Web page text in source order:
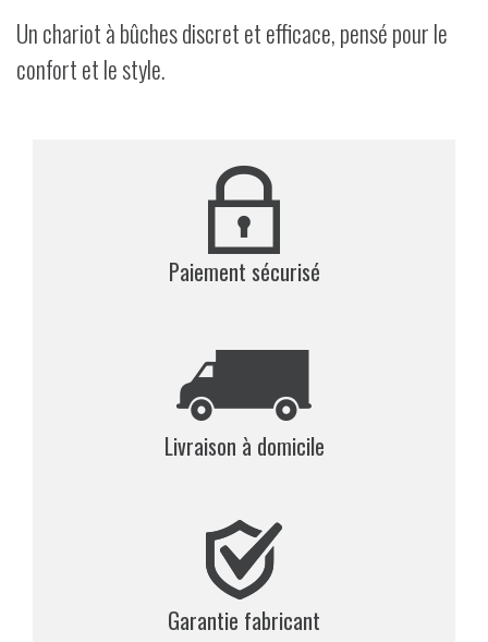
Un chariot à bûches discret et efficace, pensé pour le
confort et le style.
Paiement sécurisé
Livraison à domicile
Garantie fabricant